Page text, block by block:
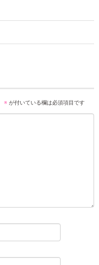
※ が付いている欄は必須項目です